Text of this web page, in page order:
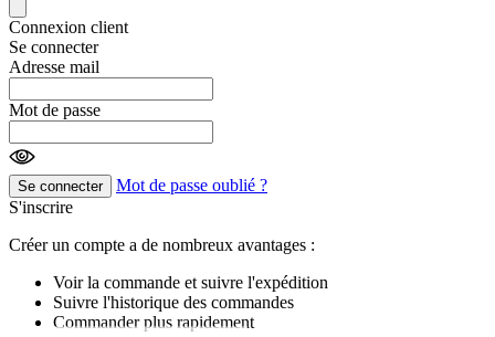
Connexion client
Se connecter
Adresse mail
Mot de passe
Se connecter
Mot de passe oublié ?
S'inscrire
Créer un compte a de nombreux avantages :
Voir la commande et suivre l'expédition
Suivre l'historique des commandes
Commander plus rapidement